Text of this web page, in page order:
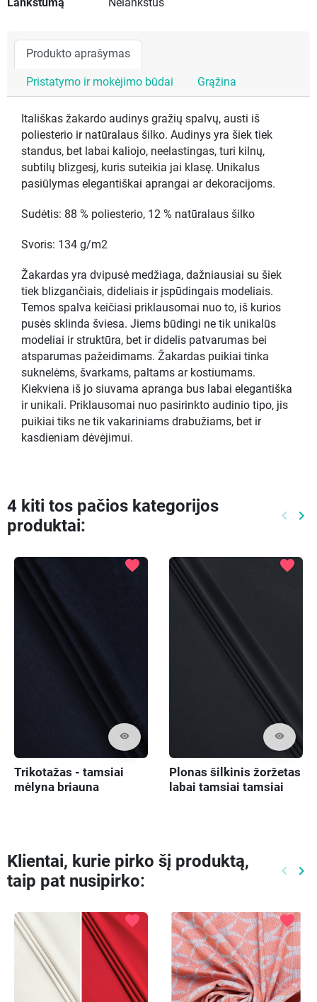
Lankstumą Nelankstus
Produkto aprašymas
Pristatymo ir mokėjimo būdai Grąžina
Itališkas žakardo audinys gražių spalvų, austi iš
poliesterio ir natūralaus šilko. Audinys yra šiek tiek
standus, bet labai kaliojo, neelastingas, turi kilnų,
subtilų blizgesį, kuris suteikia jai klasę. Unikalus
pasiūlymas elegantiškai aprangai ar dekoracijoms.
Sudėtis: 88 % poliesterio, 12 % natūralaus šilko
Svoris: 134 g/m2
Žakardas yra dvipusė medžiaga, dažniausiai su šiek
tiek blizgančiais, dideliais ir įspūdingais modeliais.
Temos spalva keičiasi priklausomai nuo to, iš kurios
pusės sklinda šviesa. Jiems būdingi ne tik unikalūs
modeliai ir struktūra, bet ir didelis patvarumas bei
atsparumas pažeidimams. Žakardas puikiai tinka
suknelėms, švarkams, paltams ar kostiumams.
Kiekviena iš jo siuvama apranga bus labai elegantiška
ir unikali. Priklausomai nuo pasirinkto audinio tipo, jis
puikiai tiks ne tik vakariniams drabužiams, bet ir
kasdieniam dėvėjimui.
4 kiti tos pačios kategorijos
produktai:
keyboard_arrow_left keyboard_arrow_right
visibility
favorite
Trikotažas - tamsiai
mėlyna briauna
visibility
favorite
Plonas šilkinis žoržetas
labai tamsiai tamsiai
Klientai, kurie pirko šį produktą,
taip pat nusipirko:
keyboard_arrow_left keyboard_arrow_right
favorite favorite